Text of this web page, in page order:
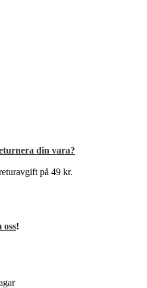
din vara?
på 49 kr.
oss!